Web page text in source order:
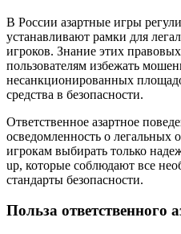
В России азартные игры
устанавливают рамки для
игроков. Знание этих
пользователям избежать
несанкционированных
средства в безопасности.
Ответственное азартное
осведомленность о легальных
игрокам выбирать только
up, которые соблюдают все
стандарты безопасности.
Польза ответственного